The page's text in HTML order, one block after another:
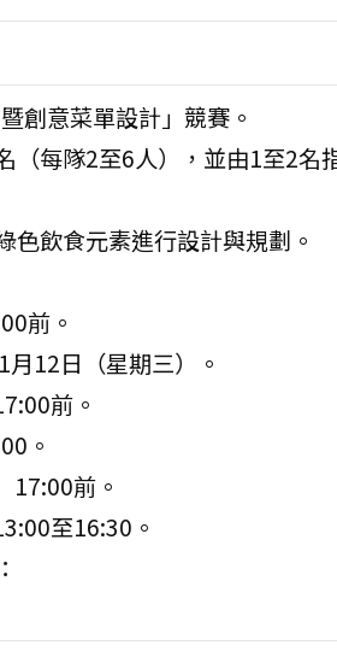
創意菜單設計」競賽。
（每隊2至6人），並由1至2名
飲食元素進行設計與規劃。
前。
12日（星期三）。
前。
。
17:00前。
至16:30。